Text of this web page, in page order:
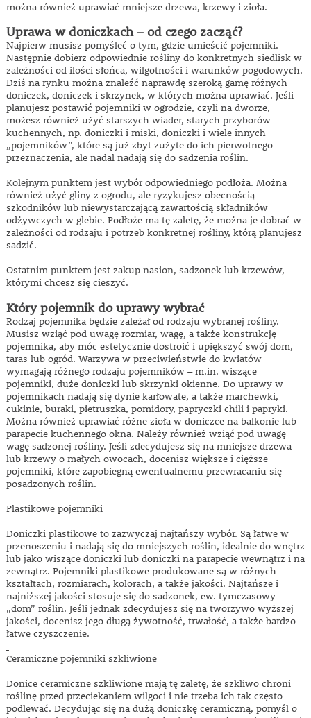
można również uprawiać mniejsze drzewa, krzewy i zioła.
Uprawa w doniczkach – od czego zacząć?
Najpierw musisz pomyśleć o tym, gdzie umieścić pojemniki.
Następnie dobierz odpowiednie rośliny do konkretnych siedlisk w
zależności od ilości słońca, wilgotności i warunków pogodowych.
Dziś na rynku można znaleźć naprawdę szeroką gamę różnych
doniczek, doniczek i skrzynek, w których można uprawiać. Jeśli
planujesz postawić pojemniki w ogrodzie, czyli na dworze,
możesz również użyć starszych wiader, starych przyborów
kuchennych, np. doniczki i miski, doniczki i wiele innych
„pojemników”, które są już zbyt zużyte do ich pierwotnego
przeznaczenia, ale nadal nadają się do sadzenia roślin.
Kolejnym punktem jest wybór odpowiedniego podłoża. Można
również użyć gliny z ogrodu, ale ryzykujesz obecnością
szkodników lub niewystarczającą zawartością składników
odżywczych w glebie. Podłoże ma tę zaletę, że można je dobrać w
zależności od rodzaju i potrzeb konkretnej rośliny, którą planujesz
sadzić.
Ostatnim punktem jest zakup nasion, sadzonek lub krzewów,
którymi chcesz się cieszyć.
Który pojemnik do uprawy wybrać
Rodzaj pojemnika będzie zależał od rodzaju wybranej rośliny.
Musisz wziąć pod uwagę rozmiar, wagę, a także konstrukcję
pojemnika, aby móc estetycznie dostroić i upiększyć swój dom,
taras lub ogród. Warzywa w przeciwieństwie do kwiatów
wymagają różnego rodzaju pojemników – m.in. wiszące
pojemniki, duże doniczki lub skrzynki okienne. Do uprawy w
pojemnikach nadają się dynie karłowate, a także marchewki,
cukinie, buraki, pietruszka, pomidory, papryczki chili i papryki.
Można również uprawiać różne zioła w doniczce na balkonie lub
parapecie kuchennego okna. Należy również wziąć pod uwagę
wagę sadzonej rośliny. Jeśli zdecydujesz się na mniejsze drzewa
lub krzewy o małych owocach, docenisz większe i cięższe
pojemniki, które zapobiegną ewentualnemu przewracaniu się
posadzonych roślin.
Plastikowe pojemniki
Doniczki plastikowe to zazwyczaj najtańszy wybór. Są łatwe w
przenoszeniu i nadają się do mniejszych roślin, idealnie do wnętrz
lub jako wiszące doniczki lub doniczki na parapecie wewnątrz i na
zewnątrz. Pojemniki plastikowe produkowane są w różnych
kształtach, rozmiarach, kolorach, a także jakości. Najtańsze i
najniższej jakości stosuje się do sadzonek, ew. tymczasowy
„dom” roślin. Jeśli jednak zdecydujesz się na tworzywo wyższej
jakości, docenisz jego długą żywotność, trwałość, a także bardzo
łatwe czyszczenie.
Ceramiczne pojemniki szkliwione
Donice ceramiczne szkliwione mają tę zaletę, że szkliwo chroni
roślinę przed przeciekaniem wilgoci i nie trzeba ich tak często
podlewać. Decydując się na dużą doniczkę ceramiczną, pomyśl o